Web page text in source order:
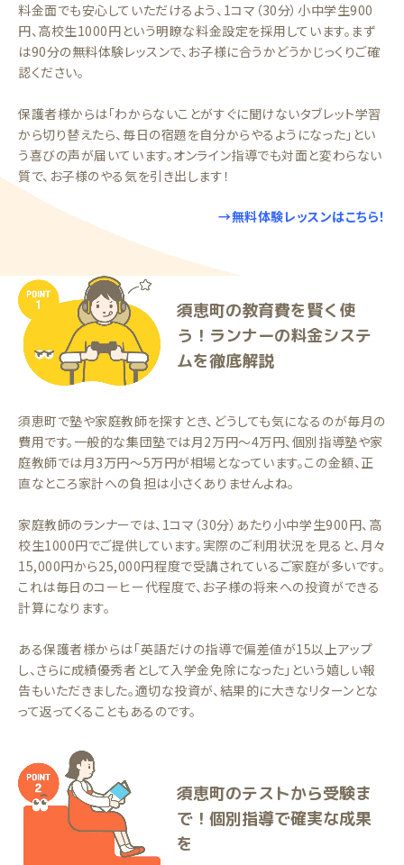
料金面でも安心していただけるよう、1コマ（30分）小中学生900
円、高校生1000円という明瞭な料金設定を採用しています。まず
は90分の無料体験レッスンで、お子様に合うかどうかじっくりご確
認ください。
保護者様からは「わからないことがすぐに聞けないタブレット学習
から切り替えたら、毎日の宿題を自分からやるようになった」とい
う喜びの声が届いています。オンライン指導でも対面と変わらない
質で、お子様のやる気を引き出します！
→無料体験レッスンはこちら！
須恵町の教育費を賢く使
う！ランナーの料金システ
ムを徹底解説
須恵町で塾や家庭教師を探すとき、どうしても気になるのが毎月の
費用です。一般的な集団塾では月2万円〜4万円、個別指導塾や家
庭教師では月3万円〜5万円が相場となっています。この金額、正
直なところ家計への負担は小さくありませんよね。
家庭教師のランナーでは、1コマ（30分）あたり小中学生900円、高
校生1000円でご提供しています。実際のご利用状況を見ると、月々
15,000円から25,000円程度で受講されているご家庭が多いです。
これは毎日のコーヒー代程度で、お子様の将来への投資ができる
計算になります。
ある保護者様からは「英語だけの指導で偏差値が15以上アップ
し、さらに成績優秀者として入学金免除になった」という嬉しい報
告もいただきました。適切な投資が、結果的に大きなリターンとな
って返ってくることもあるのです。
須恵町のテストから受験ま
で！個別指導で確実な成果
を